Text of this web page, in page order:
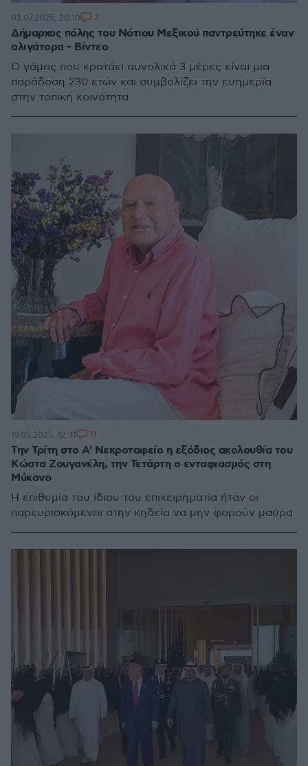
Δήμαρχος πόλης του Νότιου Μεξικού παντρεύτηκε έναν
αλιγάτορα - Βίντεο
Ο γάμος που κρατάει συνολικά 3 μέρες είναι μια
παράδοση 230 ετών και συμβολίζει την ευημερία
στην τοπική κοινότητα
03.07.2025, 20:10 7
Την Τρίτη στο Α' Νεκροταφείο η εξόδιος ακολουθία του
Κώστα Ζουγανέλη, την Τετάρτη ο ενταφιασμός στη
Μύκονο
Η επιθυμία του ίδιου του επιχειρηματία ήταν οι
παρευρισκόμενοι στην κηδεία να μην φορούν μαύρα
19.05.2025, 12:31 11